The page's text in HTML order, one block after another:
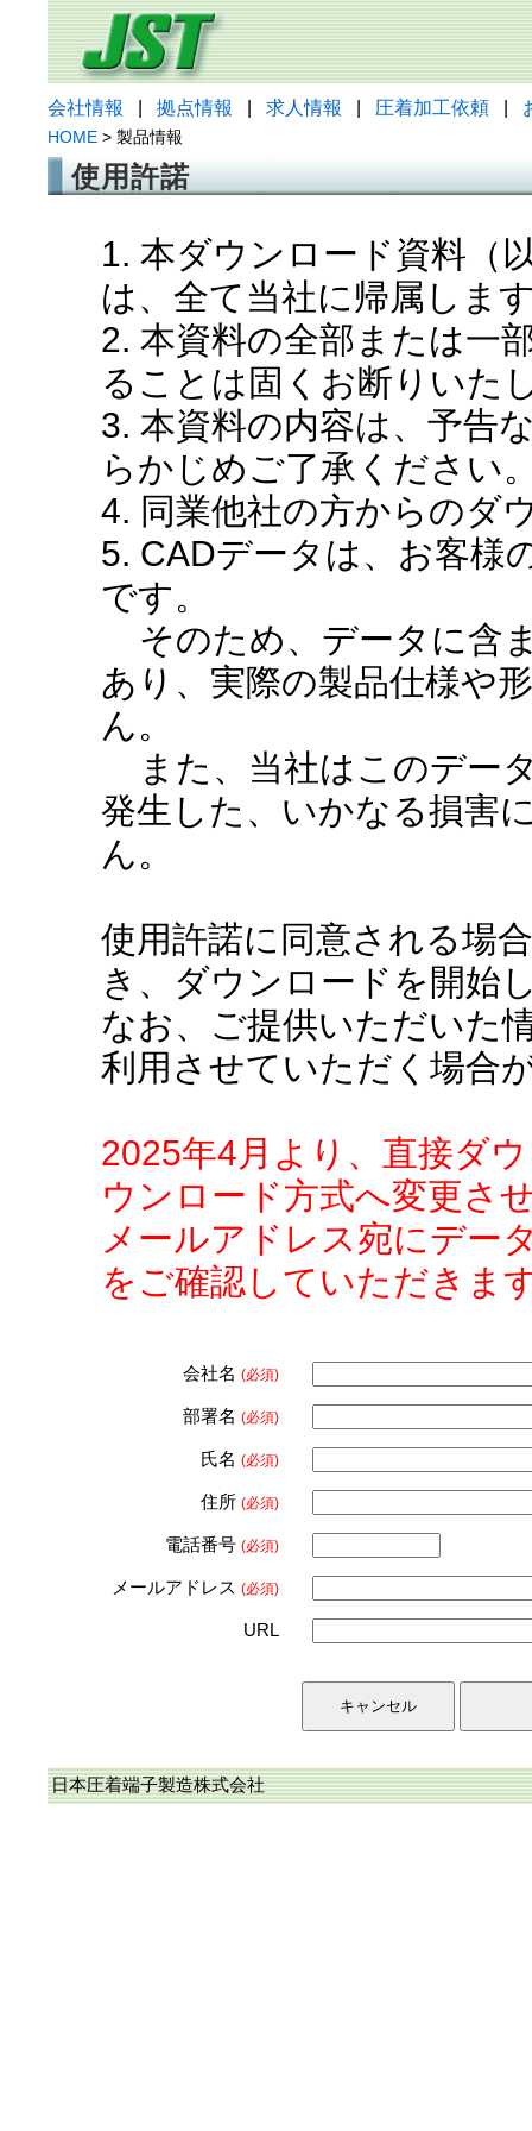
会社情報 拠点情報 求人情報 圧着加工依頼
HOME > 製品情報
使用許諾
1. 本ダウンロード資料（
は、全て当社に帰属しま
2. 本資料の全部または一
ることは固くお断りいた
3. 本資料の内容は、予告
らかじめご了承ください
4. 同業他社の方からのダ
5. CADデータは、お客様
です。
そのため、データに含
あり、実際の製品仕様や
ん。
また、当社はこのデー
発生した、いかなる損害
ん。
使用許諾に同意される場
き、ダウンロードを開始
なお、ご提供いただいた
利用させていただく場合
2025年4月より、直接ダ
ウンロード方式へ変更さ
メールアドレス宛にデー
をご確認していただきま
会社名 (必須)
部署名 (必須)
氏名 (必須)
住所 (必須)
電話番号 (必須)
メールアドレス (必須)
URL
日本圧着端子製造株式会社